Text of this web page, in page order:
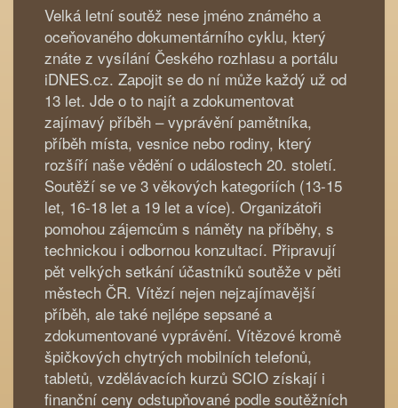
Velká letní soutěž nese jméno známého a
oceňovaného dokumentárního cyklu, který
znáte z vysílání Českého rozhlasu a portálu
iDNES.cz. Zapojit se do ní může každý už od
13 let. Jde o to najít a zdokumentovat
zajímavý příběh – vyprávění pamětníka,
příběh místa, vesnice nebo rodiny, který
rozšíří naše vědění o událostech 20. století.
Soutěží se ve 3 věkových kategoriích (13-15
let, 16-18 let a 19 let a více). Organizátoři
pomohou zájemcům s náměty na příběhy, s
technickou i odbornou konzultací. Připravují
pět velkých setkání účastníků soutěže v pěti
městech ČR. Vítězí nejen nejzajímavější
příběh, ale také nejlépe sepsané a
zdokumentované vyprávění. Vítězové kromě
špičkových chytrých mobilních telefonů,
tabletů, vzdělávacích kurzů SCIO získají i
finanční ceny odstupňované podle soutěžních